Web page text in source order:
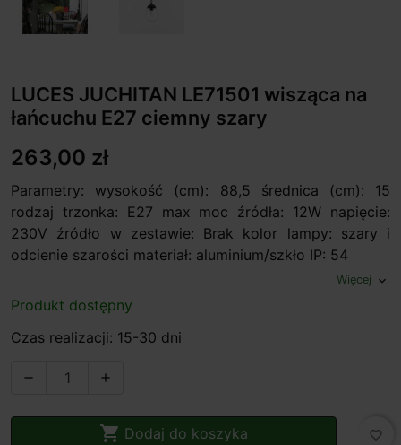
LUCES JUCHITAN LE71501 wisząca na
łańcuchu E27 ciemny szary
263,00 zł
Parametry: wysokość (cm): 88,5 średnica (cm): 15
rodzaj trzonka: E27 max moc źródła: 12W napięcie:
230V źródło w zestawie: Brak kolor lampy: szary i
odcienie szarości materiał: aluminium/szkło IP: 54
Więcej expand_more
Produkt dostępny
Czas realizacji: 15-30 dni
 
 Dodaj do koszyka favorite_border